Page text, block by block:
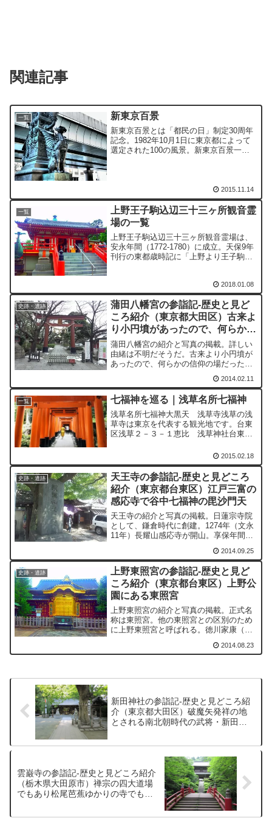
関連記事
一覧 新東京百景
新東京百景とは「都民の日」制定30周年
記念。1982年10月1日に東京都によって
選定された100の風景。新東京百景一覧
2015.11.14
一覧
上野王子駒込辺三十三ヶ所観音霊
場の一覧
上野王子駒込辺三十三ヶ所観音霊場は、
安永年間（1772-1780）に成立。天保9年
刊行の東都歳時記に「上野より王子駒込
町余あり。安永中の撰なり」と記載され
ている。
2018.01.08
史跡・遺跡
蒲田八幡宮の参詣記-歴史と見ど
ころ紹介（東京都大田区）古来よ
り小円墳があったので、何らかの
信仰の場だったらしい
蒲田八幡宮の紹介と写真の掲載。詳しい
由緒は不明だそうだ。古来より小円墳が
あったので、何らかの信仰の場だったら
2014.02.11
一覧 七福神を巡る｜浅草名所七福神
浅草名所七福神大黒天 浅草寺浅草の浅
草寺は東京を代表する観光地です。台東
区浅草２－３－１恵比 浅草神社台東区
東区浅草７－４－１福禄寿 今戸神社or
矢先神社今戸神社 台東区今戸１－５－２
２矢先神社 台東区松...
2015.02.18
史跡・遺跡
天王寺の参詣記-歴史と見どころ
紹介（東京都台東区）江戸三富の
感応寺で谷中七福神の毘沙門天
天王寺の紹介と写真の掲載。日蓮宗寺院
として、鎌倉時代に創建。1274年（文永
11年）長耀山感応寺が開山。享保年間に
目黒不動龍泉寺とともに江戸の三富と称
されるほどに賑わった。
2014.09.25
史跡・遺跡
上野東照宮の参詣記-歴史と見ど
ころ紹介（東京都台東区）上野公
園にある東照宮
上野東照宮の紹介と写真の掲載。正式名
称は東照宮。他の東照宮との区別のため
に上野東照宮と呼ばれる。徳川家康（東
2014.08.23
新田神社の参詣記-歴史と見どころ紹
介（東京都大田区）破魔矢発祥の地
とされる南北朝時代の武将・新田義
雲巌寺の参詣記-歴史と見どころ紹介
（栃木県大田原市）禅宗の四大道場
でもあり松尾芭蕉ゆかりの寺でもあ